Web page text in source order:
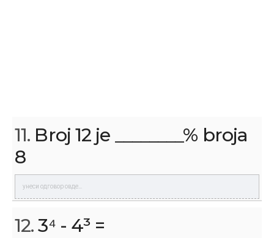
11. Broj 12 je ________% broja
8
12.3⁴ - 4³ =